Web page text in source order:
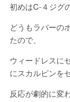
初めはC-４ジグ
どうもラバーの
たので、
ウィードレスに
にスカルピンを
反応が劇的に変